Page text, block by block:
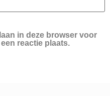
in deze browser voor
reactie plaats.